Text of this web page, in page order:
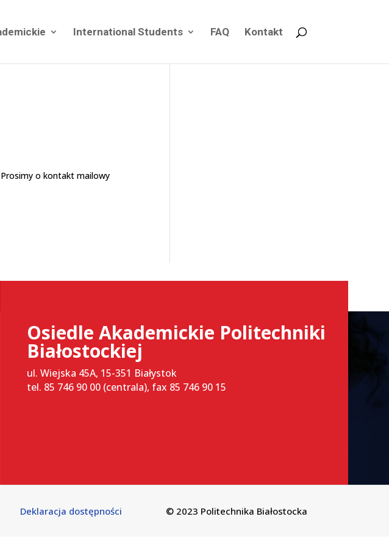
International Students FAQ Kontakt
o kontakt mailowy
Osiedle Akademickie Politechniki
Białostockiej
ul. Wiejska 45A, 15-351 Białystok
tel. 85 746 90 00 (centrala), fax 85 746 90 15
Deklaracja dostępności © 2023 Politechnika Białostocka